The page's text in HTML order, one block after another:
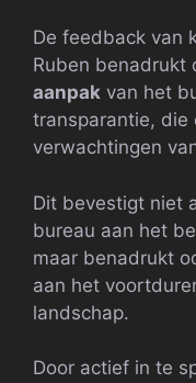
De feedback van
Ruben benadrukt
aanpak van het
transparantie, die
verwachtingen
Dit bevestigt niet
bureau aan het
maar benadrukt
aan het
landschap.
Door actief in te